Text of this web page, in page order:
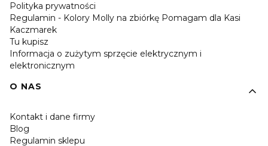
Polityka prywatności
Regulamin - Kolory Molly na zbiórkę Pomagam dla Kasi
Kaczmarek
Tu kupisz
Informacja o zużytym sprzęcie elektrycznym i
elektronicznym
O NAS
Kontakt i dane firmy
Blog
Regulamin sklepu